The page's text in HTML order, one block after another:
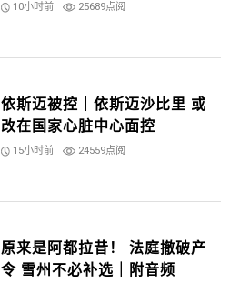
10小时前 25689点阅
依斯迈被控｜依斯迈沙比里 或
改在国家心脏中心面控
15小时前 24559点阅
原来是阿都拉昔！ 法庭撤破产
令 雪州不必补选｜附音频